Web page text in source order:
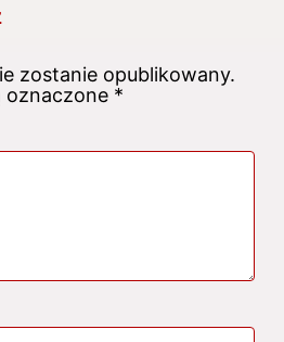
zostanie opublikowany.
oznaczone *